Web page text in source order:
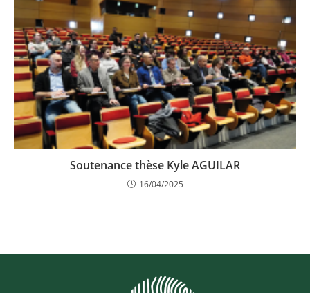
Soutenance thèse Kyle AGUILAR
16/04/2025